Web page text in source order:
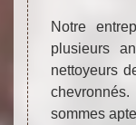
Notre
plusieurs
nettoyeurs
sommes